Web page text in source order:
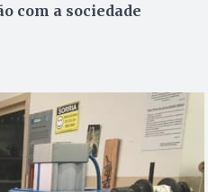
com a sociedade